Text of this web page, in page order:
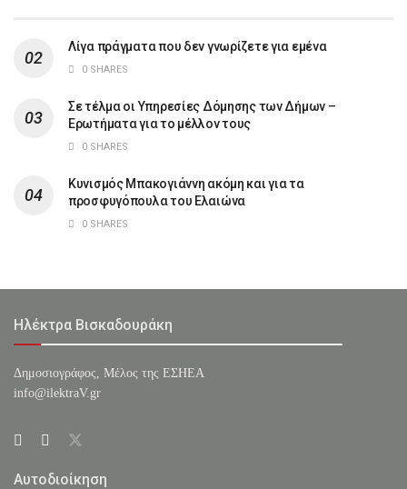
Λίγα πράγματα που δεν γνωρίζετε για εμένα
0 SHARES
Σε τέλμα οι Υπηρεσίες Δόμησης των Δήμων –
Ερωτήματα για το μέλλον τους
0 SHARES
Κυνισμός Μπακογιάννη ακόμη και για τα
προσφυγόπουλα του Ελαιώνα
0 SHARES
Ηλέκτρα Βισκαδουράκη
Δημοσιογράφος, Μέλος της ΕΣHΕΑ
info@ilektraV.gr
Αυτοδιοίκηση